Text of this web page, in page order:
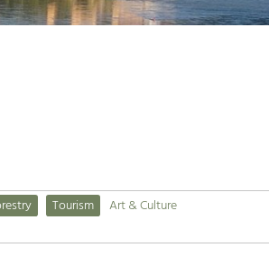
Tourism
Art & Culture